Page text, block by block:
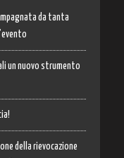
da tanta
un nuovo strumento
della rievocazione